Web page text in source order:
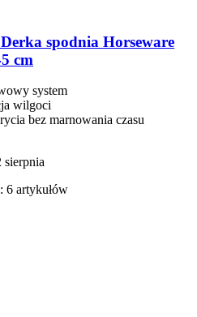
Derka spodnia Horseware
cm
system
wilgoci
bez marnowania czasu
sierpnia
6 artykułów